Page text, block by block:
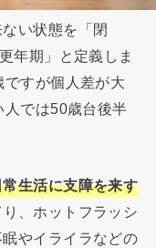
い状態を「閉
年期」と定義しま
すが個人差が大
人では50歳台後半
生活に支障を来す
、ホットフラッシ
やイライラなどの